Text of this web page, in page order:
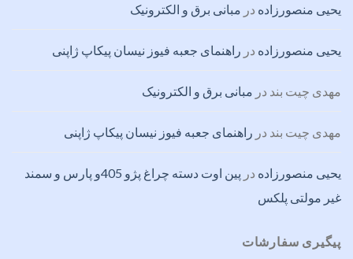
یحیی منصورزاده در مبانی برق و الکترونیک
یحیی منصورزاده در راهنمای جعبه فیوز نیسان پیکاپ ژاپنی
مهدی چیت بند در مبانی برق و الکترونیک
مهدی چیت بند در راهنمای جعبه فیوز نیسان پیکاپ ژاپنی
یحیی منصورزاده در
پین اوت دسته چراغ پژو 405و پارس و سمند
غیر مولتی پلکس
پیگیری سفارشات